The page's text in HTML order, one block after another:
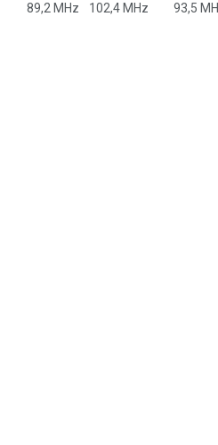
89,2 MHz
102,4 MHz 93,5